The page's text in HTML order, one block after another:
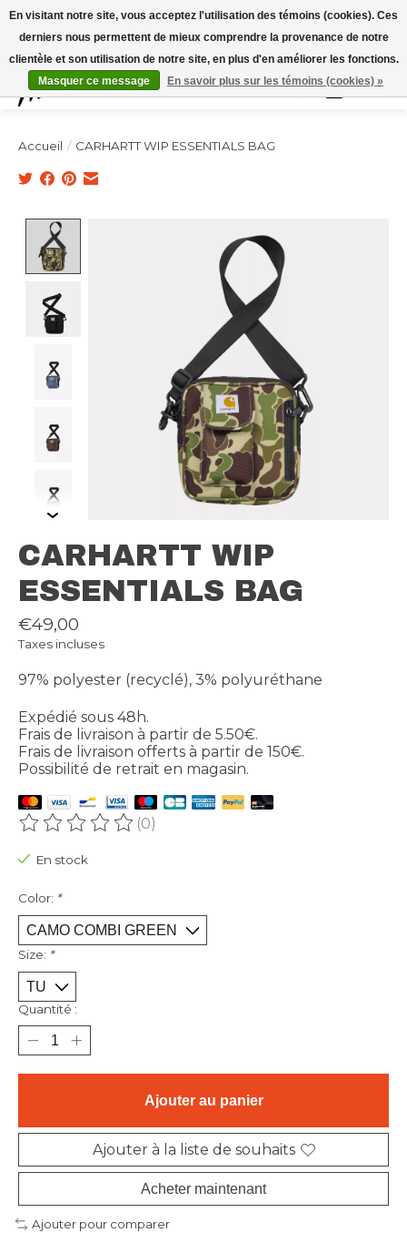
Expédition sous 48h / Livraison gratuite dès 150€ d'achats / -10% avec le code
"4MILKZOO"
Liste de
Panier
Accueil / CARHARTT WIP ESSENTIALS BAG
CARHARTT WIP
ESSENTIALS BAG
€49,00
Taxes incluses
97% polyester (recyclé), 3% polyuréthane
Expédié sous 48h.
Frais de livraison à partir de 5.50€.
Frais de livraison offerts à partir de 150€.
Possibilité de retrait en magasin.
Ce produit est évalué à
(0)
En stock
Color: *
Size: *
Quantité :
Ajouter au panier
Ajouter à la liste de souhaits
Acheter maintenant
Ajouter pour comparer
En visitant notre site, vous acceptez l'utilisation des témoins (cookies). Ces
derniers nous permettent de mieux comprendre la provenance de notre
clientèle et son utilisation de notre site, en plus d'en améliorer les fonctions.
Masquer ce message
En savoir plus sur les témoins (cookies) »